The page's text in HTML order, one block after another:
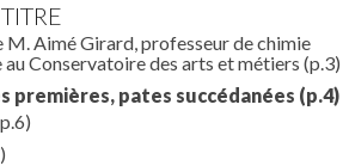
M. Aimé Girard, professeur de chimie
Conservatoire des arts et métiers (p.3)
premières, pates succédanées (p.4)